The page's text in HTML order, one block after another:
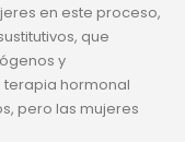
en este proceso,
que
y
hormonal
pero las mujeres